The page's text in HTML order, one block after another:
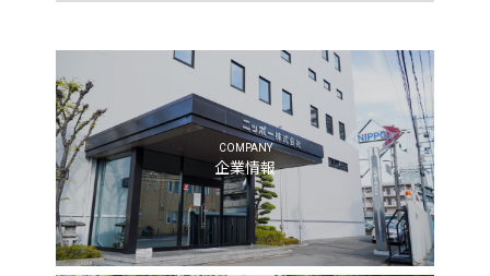
COMPANY
企業情報